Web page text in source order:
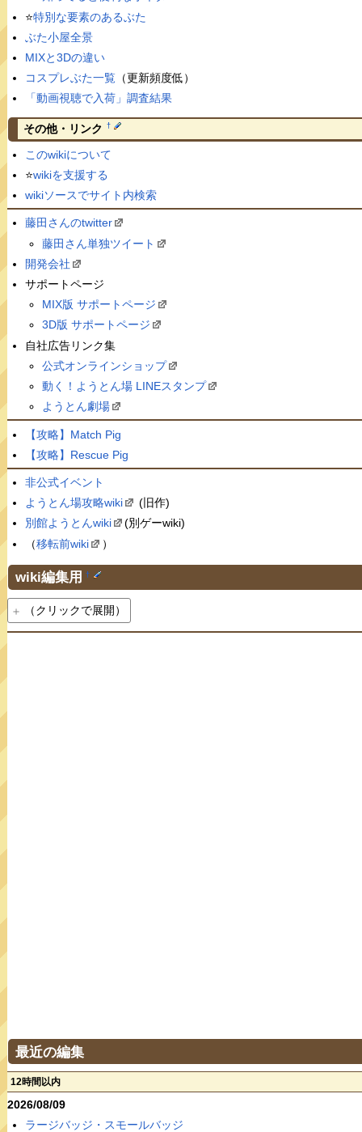
⭐️特別な要素のあるぶた
ぶた小屋全景
MIXと3Dの違い
コスプレぶた一覧（更新頻度低）
「動画視聴で入荷」調査結果
その他・リンク †
このwikiについて
⭐️wikiを支援する
wikiソースでサイト内検索
藤田さんのtwitter
藤田さん単独ツイート
開発会社
サポートページ
MIX版 サポートページ
3D版 サポートページ
自社広告リンク集
公式オンラインショップ
動く！ようとん場 LINEスタンプ
ようとん劇場
【攻略】Match Pig
【攻略】Rescue Pig
非公式イベント
ようとん場攻略wiki
(旧作)
別館ようとんwiki
(別ゲーwiki)
（移転前wiki ）
wiki編集用 †
（クリックで展開）
最近の編集
12時間以内
2026/08/09
ラージバッジ・スモールバッジ